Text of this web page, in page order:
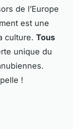
de l’Europe
est une
culture. Tous
unique du
!